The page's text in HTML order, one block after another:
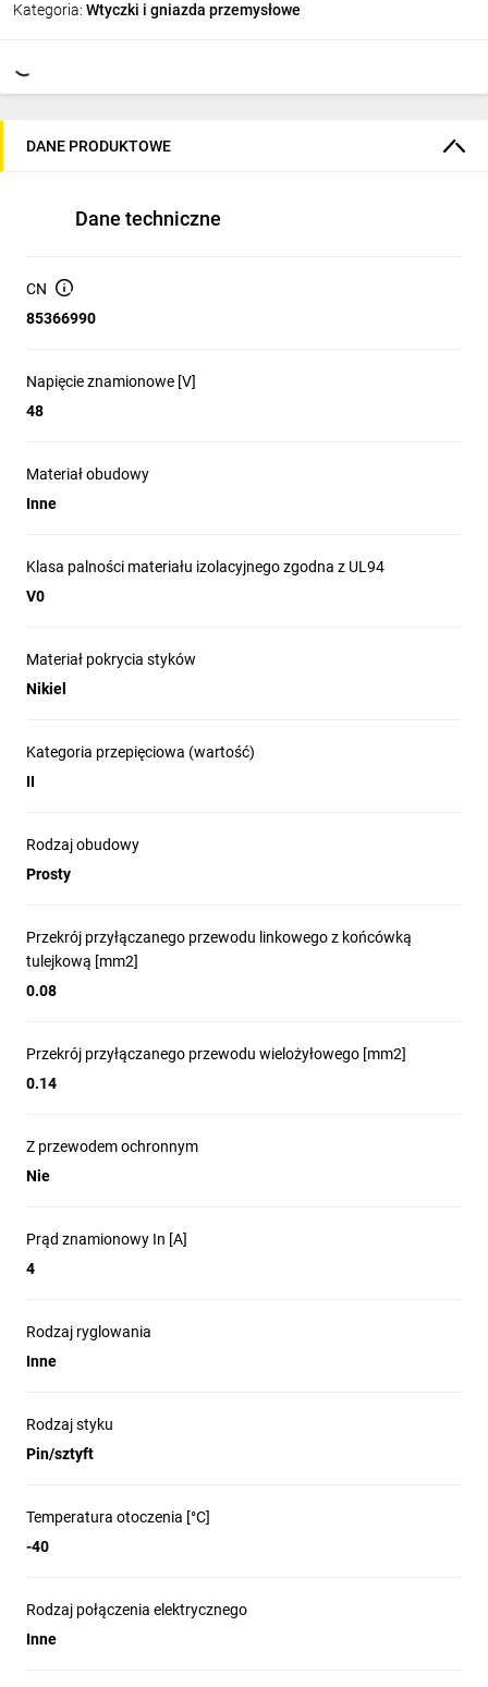
Kategoria: Wtyczki i gniazda przemysłowe
DANE PRODUKTOWE
Dane techniczne
CN
85366990
Napięcie znamionowe [V]
48
Materiał obudowy
Inne
Klasa palności materiału izolacyjnego zgodna z UL94
V0
Materiał pokrycia styków
Nikiel
Kategoria przepięciowa (wartość)
II
Rodzaj obudowy
Prosty
Przekrój przyłączanego przewodu linkowego z końcówką
tulejkową [mm2]
0.08
Przekrój przyłączanego przewodu wielożyłowego [mm2]
0.14
Z przewodem ochronnym
Nie
Prąd znamionowy In [A]
4
Rodzaj ryglowania
Inne
Rodzaj styku
Pin/sztyft
Temperatura otoczenia [°C]
-40
Rodzaj połączenia elektrycznego
Inne